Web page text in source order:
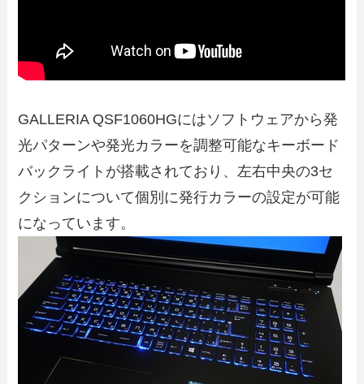
GALLERIA QSF1060HGにはソフトウェアから発
光パターンや発光カラーを調整可能なキーボード
バックライトが搭載されており、左右中央の3セ
クションについて個別に発行カラーの設定が可能
になっています。